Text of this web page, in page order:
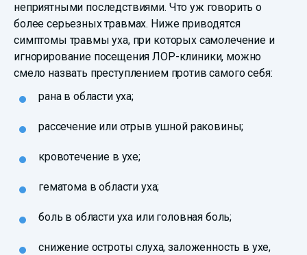
неприятными последствиями. Что уж говорить о
более серьезных травмах. Ниже приводятся
симптомы травмы уха, при которых самолечение и
игнорирование посещения ЛОР-клиники, можно
смело назвать преступлением против самого себя:
рана в области уха;
рассечение или отрыв ушной раковины;
кровотечение в ухе;
гематома в области уха;
боль в области уха или головная боль;
снижение остроты слуха, заложенность в ухе,